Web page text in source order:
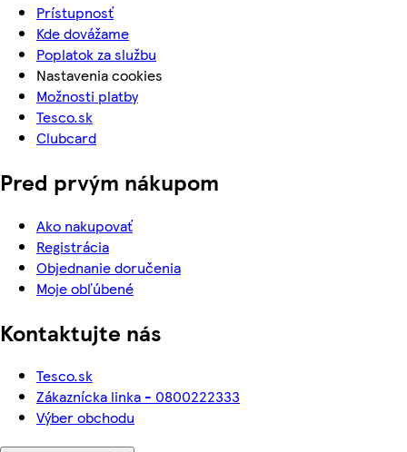
Prístupnosť
Kde dovážame
Poplatok za službu
Nastavenia cookies
Možnosti platby
Tesco.sk
Clubcard
Pred prvým nákupom
Ako nakupovať
Registrácia
Objednanie doručenia
Moje obľúbené
Kontaktujte nás
Tesco.sk
Zákaznícka linka - 0800222333
Výber obchodu